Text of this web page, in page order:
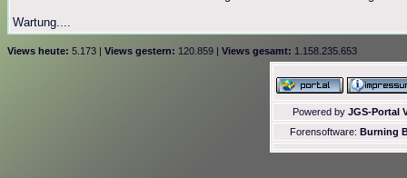
Wartung....
Views heute: 5.173 | Views gestern: 120.859 | Views gesamt: 1.158.235.653
Powered by JGS-Portal
Forensoftware: Burning